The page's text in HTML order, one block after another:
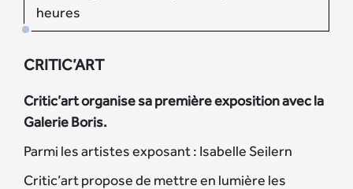
heures
CRITIC’ART
Critic’art organise sa première exposition avec la
Galerie Boris.
Parmi les artistes exposant : Isabelle Seilern
Critic’art propose de mettre en lumière les